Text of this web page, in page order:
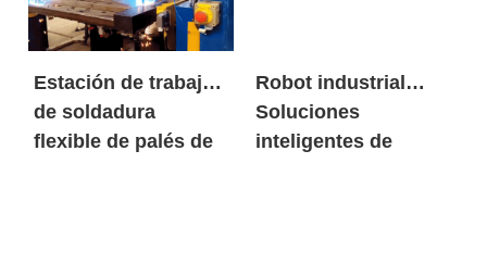
Estación de trabajo
de soldadura
flexible de palés de
Robot industrial
Soluciones
inteligentes de